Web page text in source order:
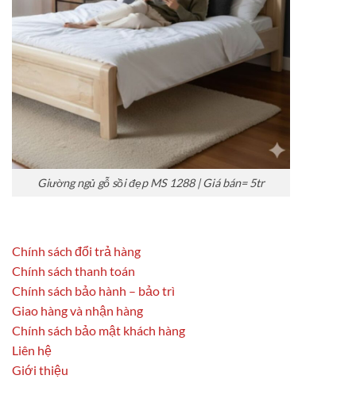
Giường ngủ gỗ sồi đẹp MS 1288 | Giá bán= 5tr
Chính sách đổi trả hàng
Chính sách thanh toán
Chính sách bảo hành – bảo trì
Giao hàng và nhận hàng
Chính sách bảo mật khách hàng
Liên hệ
Giới thiệu